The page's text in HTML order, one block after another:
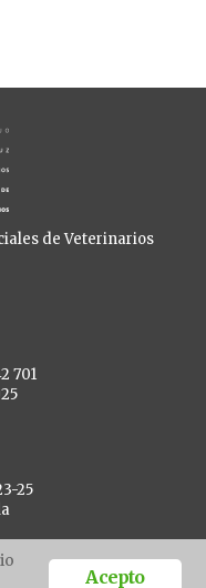
de Veterinarios
701
25
Acepto